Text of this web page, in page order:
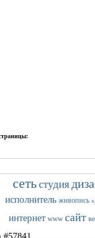
сеть студия
исполнитель живопись
интернет www сайт
#57841